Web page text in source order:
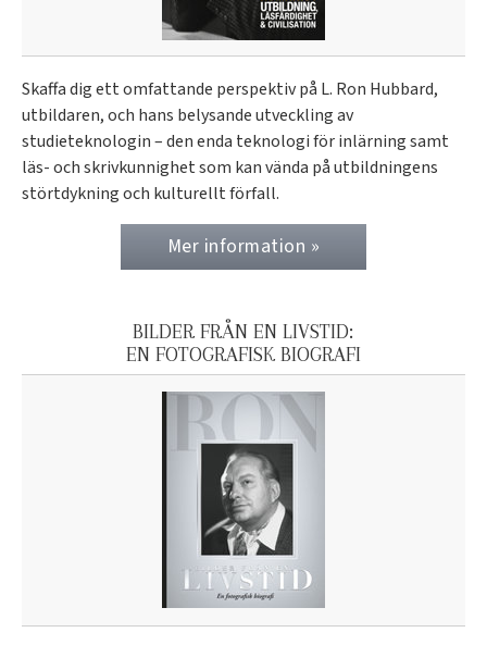
Skaffa dig ett omfattande perspektiv på L. Ron Hubbard,
utbildaren, och hans belysande utveckling av
studieteknologin – den enda teknologi för inlärning samt
läs- och skrivkunnighet som kan vända på utbildningens
störtdykning och kulturellt förfall.
Mer information »
BILDER FRÅN EN LIVSTID:
EN FOTOGRAFISK BIOGRAFI